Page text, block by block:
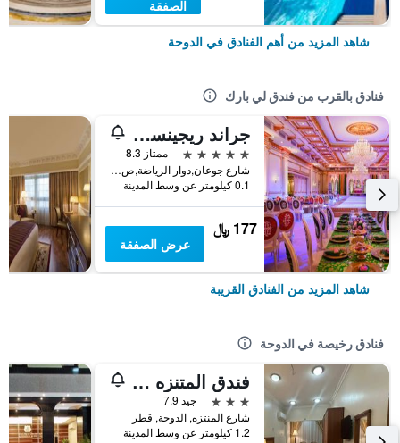
الصفقة
شاهد المزيد من أهم الفنادق في الدوحة
فنادق بالقرب من فندق لي بارك
جراند ريجينسى الدوحه، مجموعة العلامة التجارية من ويندهام
5 نجوم
ممتاز 8.3
شارع جوعان,دوار الرياضة,ص.ب 22606,قطر, الدوحة, قطر
0.1 كيلومتر عن وسط المدينة
177 ﷼
عرض الصفقة
شاهد المزيد من الفنادق القريبة
فنادق رخيصة في الدوحة
فندق المتنزه بلازا
3 نجوم
جيد 7.9
شارع المنتزه, الدوحة, قطر
1.2 كيلومتر عن وسط المدينة